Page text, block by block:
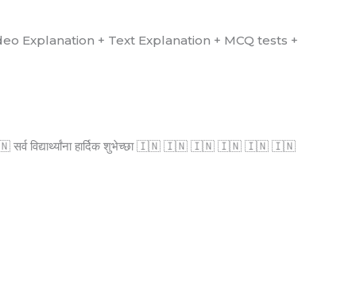
(Video Explanation + Text Explanation + MCQ tests +
हार्दिक शुभेच्छा 🇮🇳 🇮🇳 🇮🇳 🇮🇳 🇮🇳 🇮🇳